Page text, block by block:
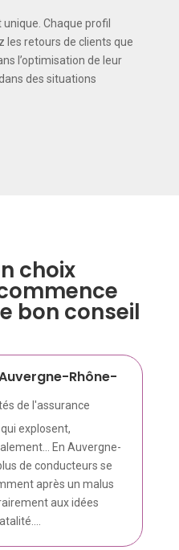
Chaque profil
les retours de clients que
l’optimisation de leur
des situations
choix
bon conseil
Rhône-
de l'assurance
explosent,
En Auvergne-
de conducteurs se
après un malus
aux idées